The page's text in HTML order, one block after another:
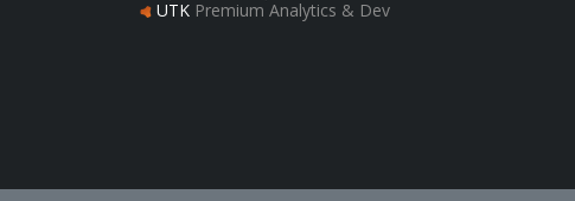
UTK Premium Analytics & Dev